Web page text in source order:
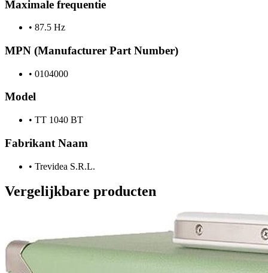
Maximale frequentie
• 87.5 Hz
MPN (Manufacturer Part Number)
• 0104000
Model
• TT 1040 BT
Fabrikant Naam
• Trevidea S.R.L.
Vergelijkbare producten